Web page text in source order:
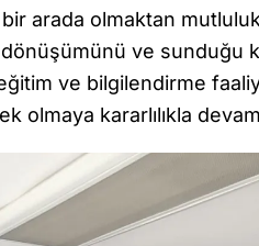
bir arada olmaktan
dönüşümünü ve sunduğu
ve bilgilendirme
olmaya kararlılıkla